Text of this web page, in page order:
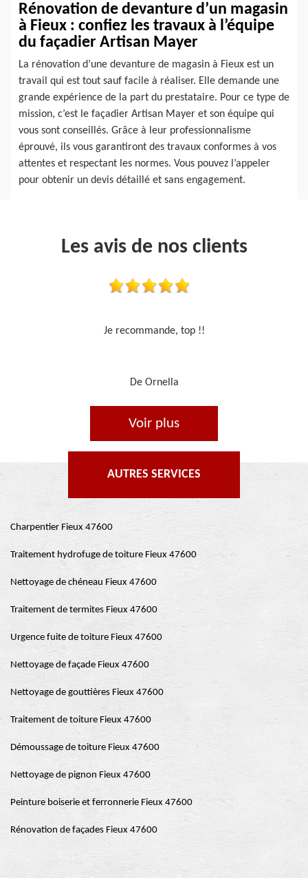
Rénovation de devanture d’un magasin
à Fieux : confiez les travaux à l’équipe
du façadier Artisan Mayer
La rénovation d’une devanture de magasin à Fieux est un
travail qui est tout sauf facile à réaliser. Elle demande une
grande expérience de la part du prestataire. Pour ce type de
mission, c’est le façadier Artisan Mayer et son équipe qui
vous sont conseillés. Grâce à leur professionnalisme
éprouvé, ils vous garantiront des travaux conformes à vos
attentes et respectant les normes. Vous pouvez l’appeler
pour obtenir un devis détaillé et sans engagement.
Les avis de nos clients
Travail sérieux
De Je cours je peins
Voir plus
AUTRES SERVICES
Charpentier Fieux 47600
Traitement hydrofuge de toiture Fieux 47600
Nettoyage de chéneau Fieux 47600
Traitement de termites Fieux 47600
Urgence fuite de toiture Fieux 47600
Nettoyage de façade Fieux 47600
Nettoyage de gouttières Fieux 47600
Traitement de toiture Fieux 47600
Démoussage de toiture Fieux 47600
Nettoyage de pignon Fieux 47600
Peinture boiserie et ferronnerie Fieux 47600
Rénovation de façades Fieux 47600